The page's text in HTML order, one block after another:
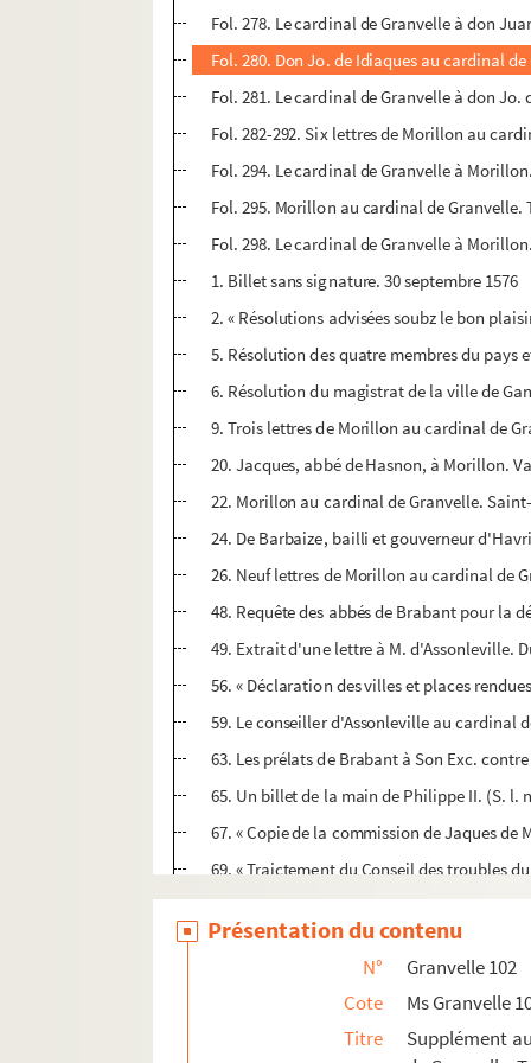
Fol. 278. Le cardinal de Granvelle à don
Fol. 280. Don Jo. de Idiaques au cardinal
Fol. 281. Le cardinal de Granvelle à don
Fol. 282-292. Six lettres de Morillon au
Fol. 294. Le cardinal de Granvelle à
Fol. 295. Morillon au cardinal de Granvelle.
Fol. 298. Le cardinal de Granvelle à
1. Billet sans signature. 30 septembre 1576
2. « Résolutions advisées soubz le bon
5. Résolution des quatre membres du pays
6. Résolution du magistrat de la ville de
9. Trois lettres de Morillon au cardinal de
20. Jacques, abbé de Hasnon, à Morillon.
22. Morillon au cardinal de Granvelle.
24. De Barbaize, bailli et gouverneur
26. Neuf lettres de Morillon au cardinal de
48. Requête des abbés de Brabant pour la
49. Extrait d'une lettre à M. d'Assonleville.
56. « Déclaration des villes et places
59. Le conseiller d'Assonleville au cardinal
63. Les prélats de Brabant à Son Exc.
65. Un billet de la main de Philippe II. (S. l.
67. « Copie de la commission de Jaques
69. « Traictement du Conseil des troubles
71. Requête en latin adressée au Pape pour
75. Morillon au cardinal de Granvelle.
83. Le cardinal de Granvelle à Morillon.
85. Dix lettres de Morillon au cardinal de
105. Morillon au chancelier de l'ordre de
Présentation du contenu
N°
Granvelle 102
Cote
Ms Granvelle
Titre
Supplément